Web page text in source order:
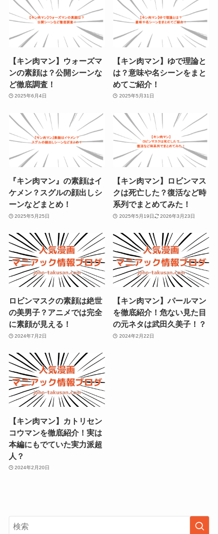
【キン肉マン】ウォーズマ
ンの素顔は？公開シーンな
ど徹底調査！
2025年6月4日
【キン肉マン】ゆで理論と
は？意味や名シーンをまと
めてご紹介！
2025年5月31日
『キン肉マン』の素顔はイ
ケメン？スグルの顔出しシ
ーンなどまとめ！
2025年5月25日
【キン肉マン】ロビンマス
クは死亡した？復活など時
系列でまとめてみた！
2025年5月19日 2026年3月23日
ロビンマスクの素顔は絶世
の美男子？アニメでは完全
に素顔が見える！
2024年7月2日
【キン肉マン】パールマン
を徹底紹介！危ない見た目
の元ネタは武田久美子！？
2024年2月22日
【キン肉マン】カトリセン
コウマンを徹底紹介！実は
本編にもでていた実力派超
人？
2024年2月20日